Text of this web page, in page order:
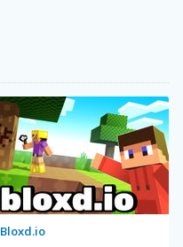
Bloxd.io